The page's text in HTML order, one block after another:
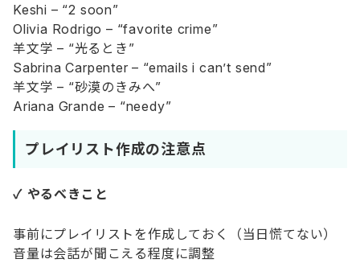
Keshi – “2 soon”
Olivia Rodrigo – “favorite crime”
羊文学 – “光るとき”
Sabrina Carpenter – “emails i can’t send”
羊文学 – “砂漠のきみへ”
Ariana Grande – “needy”
プレイリスト作成の注意点
✓ やるべきこと
事前にプレイリストを作成しておく（当日慌てない）
音量は会話が聞こえる程度に調整